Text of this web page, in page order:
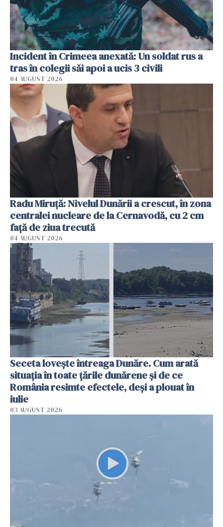
Incident în Crimeea anexată: Un soldat rus a
tras în colegii săi apoi a ucis 3 civili
04 AUGUST 2026
Radu Miruţă: Nivelul Dunării a crescut, în zona
centralei nucleare de la Cernavodă, cu 2 cm
faţă de ziua trecută
04 AUGUST 2026
Seceta lovește întreaga Dunăre. Cum arată
situația în toate țările dunărene și de ce
România resimte efectele, deși a plouat în
iulie
03 AUGUST 2026